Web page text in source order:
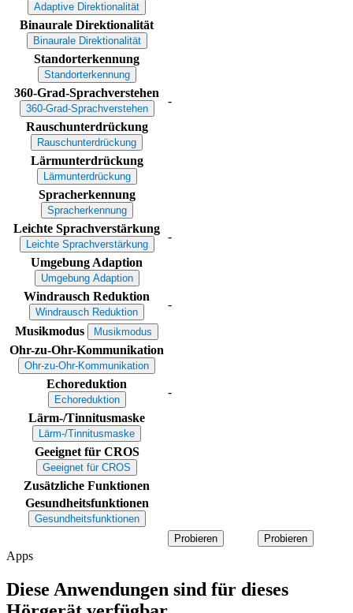
Adaptive Direktionalität
Binaurale Direktionalität
Binaurale Direktionalität
Standorterkennung
Standorterkennung
360-Grad-Sprachverstehen
360-Grad-Sprachverstehen
-
Rauschunterdrückung
Rauschunterdrückung
Lärmunterdrückung
Lärmunterdrückung
Spracherkennung
Spracherkennung
Leichte Sprachverstärkung
Leichte Sprachverstärkung
-
Umgebung Adaption
Umgebung Adaption
Windrausch Reduktion
Windrausch Reduktion
-
Musikmodus
Musikmodus
Ohr-zu-Ohr-Kommunikation
Ohr-zu-Ohr-Kommunikation
Echoreduktion
Echoreduktion
-
Lärm-/Tinnitusmaske
Lärm-/Tinnitusmaske
Geeignet für CROS
Geeignet für CROS
Zusätzliche Funktionen
Gesundheitsfunktionen
Gesundheitsfunktionen
Probieren
Probieren
Apps
Diese Anwendungen sind für dieses